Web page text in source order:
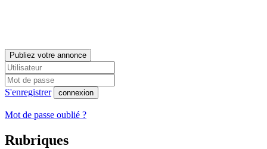
Publiez votre annonce
S'enregistrer connexion
Mot de passe oublié ?
Rubriques